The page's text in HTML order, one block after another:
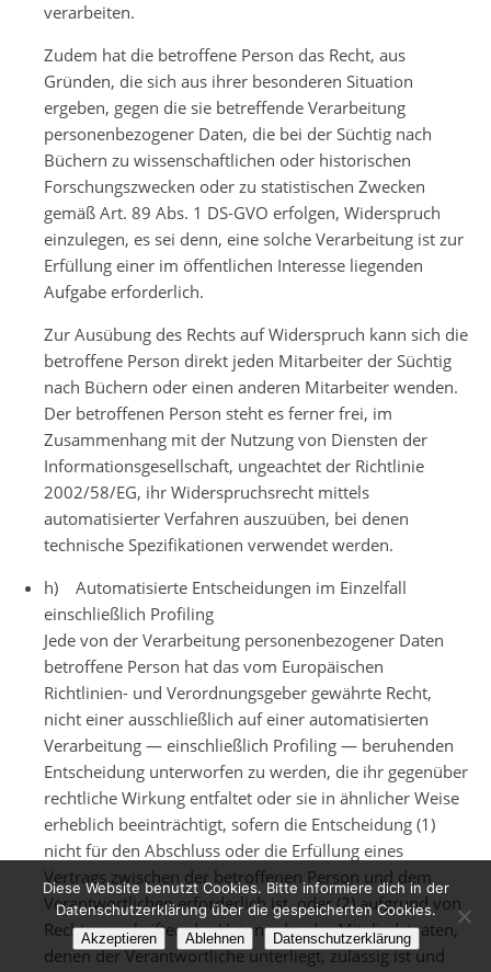
verarbeiten.
Zudem hat die betroffene Person das Recht, aus
Gründen, die sich aus ihrer besonderen Situation
ergeben, gegen die sie betreffende Verarbeitung
personenbezogener Daten, die bei der Süchtig nach
Büchern zu wissenschaftlichen oder historischen
Forschungszwecken oder zu statistischen Zwecken
gemäß Art. 89 Abs. 1 DS-GVO erfolgen, Widerspruch
einzulegen, es sei denn, eine solche Verarbeitung ist zur
Erfüllung einer im öffentlichen Interesse liegenden
Aufgabe erforderlich.
Zur Ausübung des Rechts auf Widerspruch kann sich die
betroffene Person direkt jeden Mitarbeiter der Süchtig
nach Büchern oder einen anderen Mitarbeiter wenden.
Der betroffenen Person steht es ferner frei, im
Zusammenhang mit der Nutzung von Diensten der
Informationsgesellschaft, ungeachtet der Richtlinie
2002/58/EG, ihr Widerspruchsrecht mittels
automatisierter Verfahren auszuüben, bei denen
technische Spezifikationen verwendet werden.
h) Automatisierte Entscheidungen im Einzelfall
einschließlich Profiling
Jede von der Verarbeitung personenbezogener Daten
betroffene Person hat das vom Europäischen
Richtlinien- und Verordnungsgeber gewährte Recht,
nicht einer ausschließlich auf einer automatisierten
Verarbeitung — einschließlich Profiling — beruhenden
Entscheidung unterworfen zu werden, die ihr gegenüber
rechtliche Wirkung entfaltet oder sie in ähnlicher Weise
erheblich beeinträchtigt, sofern die Entscheidung (1)
nicht für den Abschluss oder die Erfüllung eines
Vertrags zwischen der betroffenen Person und dem
Verantwortlichen erforderlich ist, oder (2) aufgrund von
Rechtsvorschriften der Union oder der Mitgliedstaaten,
denen der Verantwortliche unterliegt, zulässig ist und
Diese Website benutzt Cookies. Bitte informiere dich in der
Datenschutzerklärung über die gespeicherten Cookies.
Akzeptieren Ablehnen Datenschutzerklärung